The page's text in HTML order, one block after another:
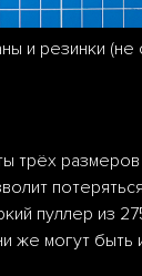
и резинки (не
трёх
пуллер из
же могут быть